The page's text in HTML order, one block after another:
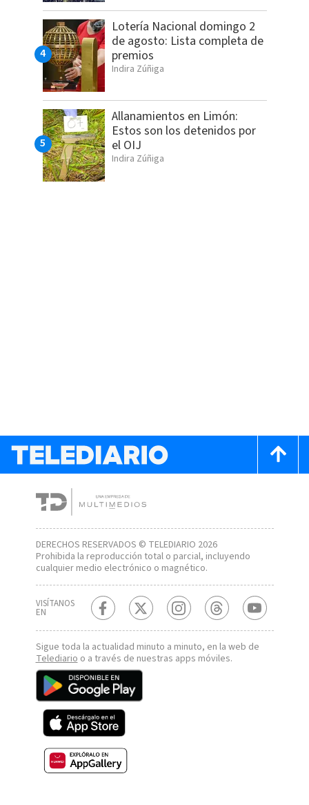
Lotería Nacional domingo 2
de agosto: Lista completa de
premios
Indira Zúñiga
Allanamientos en Limón:
Estos son los detenidos por
el OIJ
Indira Zúñiga
DERECHOS RESERVADOS © TELEDIARIO 2026
Prohibida la reproducción total o parcial, incluyendo
cualquier medio electrónico o magnético.
VISÍTANOS
EN
Sigue toda la actualidad minuto a minuto, en la web de
Telediarioo a través de nuestras apps móviles.